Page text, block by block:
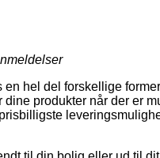
hel del forskellige
produkter når der er